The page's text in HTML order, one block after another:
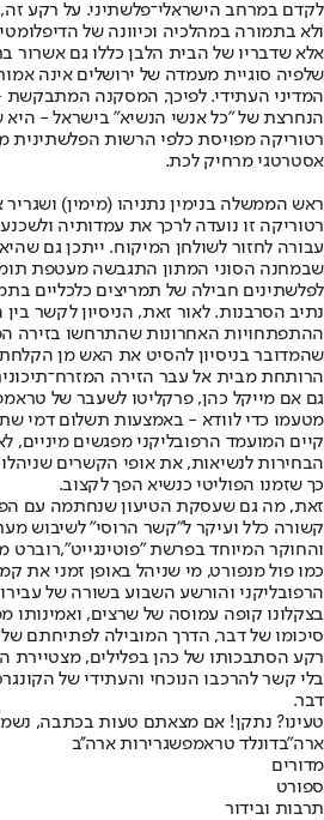
לקדם במרחב הישראלי־פלשתיני. על רקע
ולא בתמורה במהלכיה וכיוונה של
אלא שדבריו של הבית הלבן כללו גם אשרור
שלפיה סוגיית מעמדה של ירושלים אינה
המדיני העתידי. לפיכך, המסקנה המתבקשת
הנחרצת של "כל אנשי הנשיא" בישראל - היא
רטוריקה מפויסת כלפי הרשות הפלשתינית
אסטרטגי מרחיק לכת.
ראש הממשלה בנימין נתניהו (מימין) ושגריר
רטוריקה זו נועדה לרכך את עמדותיה
עבורה לחזור לשולחן המיקוח. ייתכן גם
שבמחנה הסוני המתון התגבשה מעטפת
לפלשתינים חבילה של תמריצים כלכליים
נתיב הסרבנות. לאור זאת, הניסיון לקשר בין
ההתפתחויות האחרונות שהתרחשו בזירה
שהמדובר בניסיון להסיט את האש מן
הרותחת מבית אל עבר הזירה
גם אם מייקל כהן, פרקליטו לשעבר של
מטעמו כדי לוודא - באמצעות תשלום דמי
קיים המועמד הרפובליקני מפגשים מיניים,
הבחירות לנשיאות, את אופי הקשרים שניהלו
כך שזמנו הפוליטי כנשיא הפך לקצוב.
זאת, מה גם שעסקת הטיעון שנחתמה עם
קשורה כלל ועיקר ל"קשר הרוסי" לשיבוש
והחוקר המיוחד בפרשת "פוטינגייט",רוברט
כמו פול מנפורט, מי שניהל באופן זמני את
הרפובליקני והורשע השבוע בשורה של
בצקלונו קופה עמוסה של שרצים, ואמינותו
סיכומו של דבר, הדרך המובילה לפתיחתם
רקע הסתבכותו של כהן בפלילים, מצטיירת
בלי קשר להרכבו הנוכחי והעתידי של
דבר.
טעינו? נתקן! אם מצאתם טעות בכתבה,
ארה"בדונלד טראמפשגרירות ארה''ב
מדורים
ספורט
תרבות ובידור